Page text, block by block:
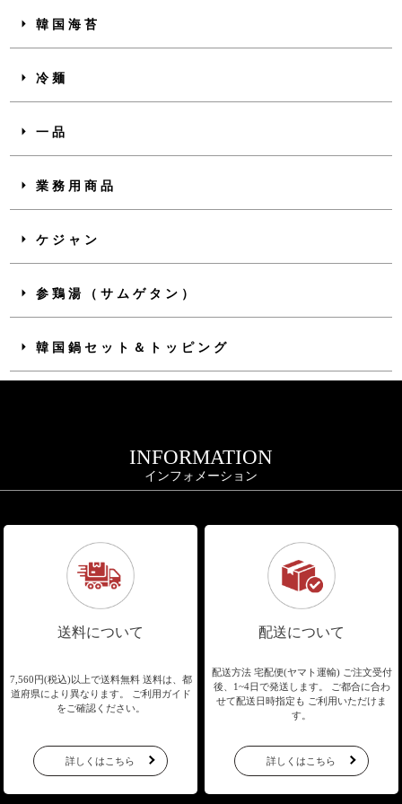
韓国海苔
冷麺
一品
業務用商品
ケジャン
参鶏湯（サムゲタン）
韓国鍋セット＆トッピング
INFORMATION
インフォメーション
送料について
7,560円(税込)以上で送料無料送料は、都
道府県により異なります。
ご利用ガイド
をご確認ください。
詳しくはこちら
配送について
配送方法 宅配便(ヤマト運輸) ご注文受付
後、1~4日で発送します。
ご都合に合わ
せて配送日時指定も ご利用いただけま
す。
詳しくはこちら